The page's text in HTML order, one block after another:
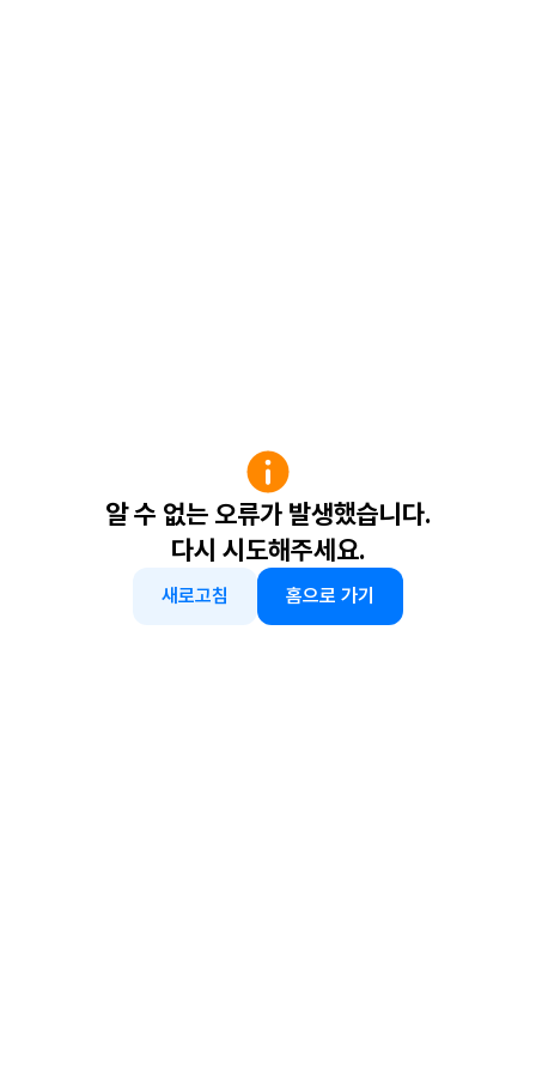
알 수 없는 오류가 발생했습니다.
다시 시도해주세요.
새로고침 홈으로 가기